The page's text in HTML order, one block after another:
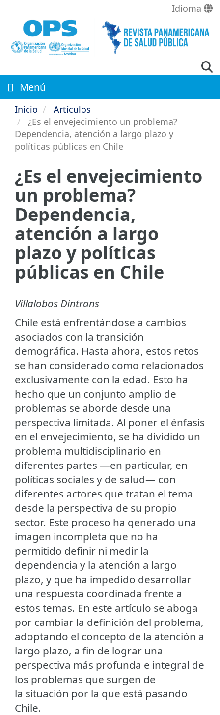
contenido
principal
Idioma
Menú
Inicio
Artículos
¿Es el envejecimiento un problema?
Dependencia, atención a largo plazo y
políticas públicas en Chile
¿Es el envejecimiento
un problema?
Dependencia,
atención a largo
plazo y políticas
públicas en Chile
Villalobos Dintrans
Chile está enfrentándose a cambios
asociados con la transición
demográfica. Hasta ahora, estos retos
se han considerado como relacionados
exclusivamente con la edad. Esto ha
hecho que un conjunto amplio de
problemas se aborde desde una
perspectiva limitada. Al poner el énfasis
en el envejecimiento, se ha dividido un
problema multidisciplinario en
diferentes partes —en particular, en
políticas sociales y de salud— con
diferentes actores que tratan el tema
desde la perspectiva de su propio
sector. Este proceso ha generado una
imagen incompleta que no ha
permitido definir ni medir la
dependencia y la atención a largo
plazo, y que ha impedido desarrollar
una respuesta coordinada frente a
estos temas. En este artículo se aboga
por cambiar la definición del problema,
adoptando el concepto de la atención a
largo plazo, a fin de lograr una
perspectiva más profunda e integral de
los problemas que surgen de
la situación por la que está pasando
Chile.